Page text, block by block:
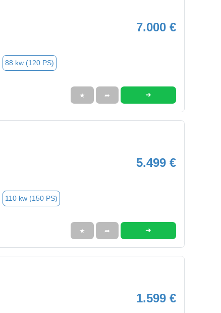
7.000 €
88 kw (120 PS)
★ ➦ ➜
5.499 €
110 kw (150 PS)
★ ➦ ➜
1.599 €